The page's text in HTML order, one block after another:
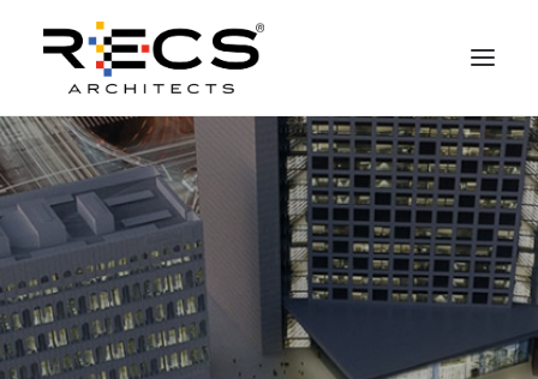
QUEM SOMOS
PORTFOLIO
NEWS
FUNDAÇÃO
CONTATOS